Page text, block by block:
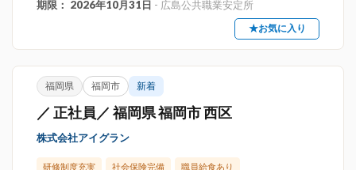
期限： 2026年10月31日 - 広島公共職業安定所
★お気に入り
福岡県 福岡市 新着
／ 正社員／ 福岡県 福岡市 西区
株式会社アイグラン
研修制度充実 社会保険完備 職員給食あり